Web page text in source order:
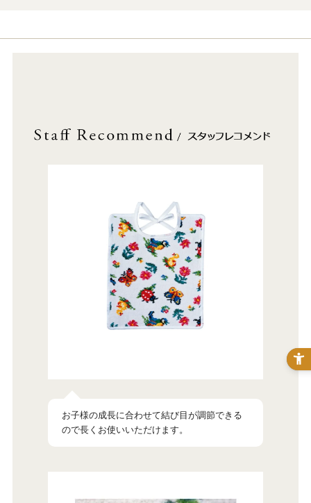
お子様の成長に合わせて結び目が調節できる
ので長くお使いいただけます。